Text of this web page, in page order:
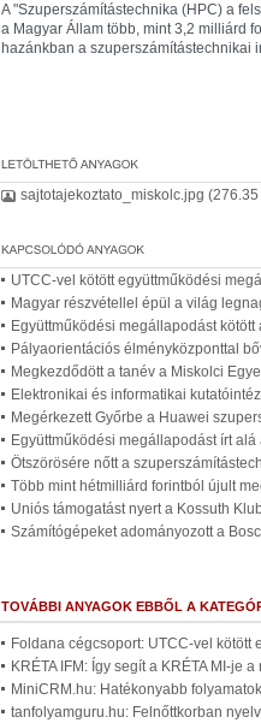
A "Szuperszámítástechnika (HPC) a
a Magyar Állam több, mint 3,2 milliárd
hazánkban a szuperszámítástechnikai
sajtotajekoztato_miskolc.jpg (276.35
UTCC-vel kötött együttműködési
Magyar részvétellel épül a világ
Együttműködési megállapodást
Pályaorientációs élményközponttal
Megkezdődött a tanév a Miskolci
Elektronikai és informatikai
Megérkezett Győrbe a Huawei
Együttműködési megállapodást írt
Ötszörösére nőtt a
Több mint hétmilliárd forintból újult
Uniós támogatást nyert a Kossuth
Számítógépeket adományozott a
TOVÁBBI ANYAGOK EBBŐL A
Foldana cégcsoport: UTCC-vel
KRÉTA IFM: Így segít a KRÉTA MI-je
MiniCRM.hu: Hatékonyabb
tanfolyamguru.hu: Felnőttkorban